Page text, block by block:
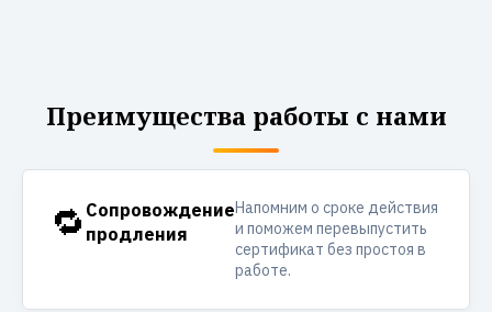
Преимущества работы с нами
🔁 Сопровождение
продления
Напомним о сроке действия
и поможем перевыпустить
сертификат без простоя в
работе.